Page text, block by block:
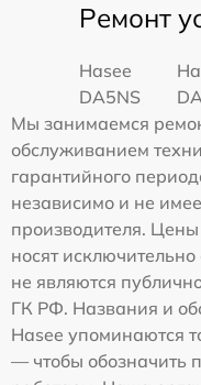
Ремонт
Hasee
DA5NS
Мы занимаемся
обслуживанием
гарантийного
независимо и не
производителя.
носят
не являются
ГК РФ. Названия и
Hasee упоминаются
— чтобы обозначить